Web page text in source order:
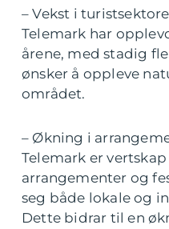
– Vekst i
Telemark har
årene, med stadig
ønsker å oppleve
området.
– Økning i
Telemark er
arrangementer og
seg både lokale og
Dette bidrar til en